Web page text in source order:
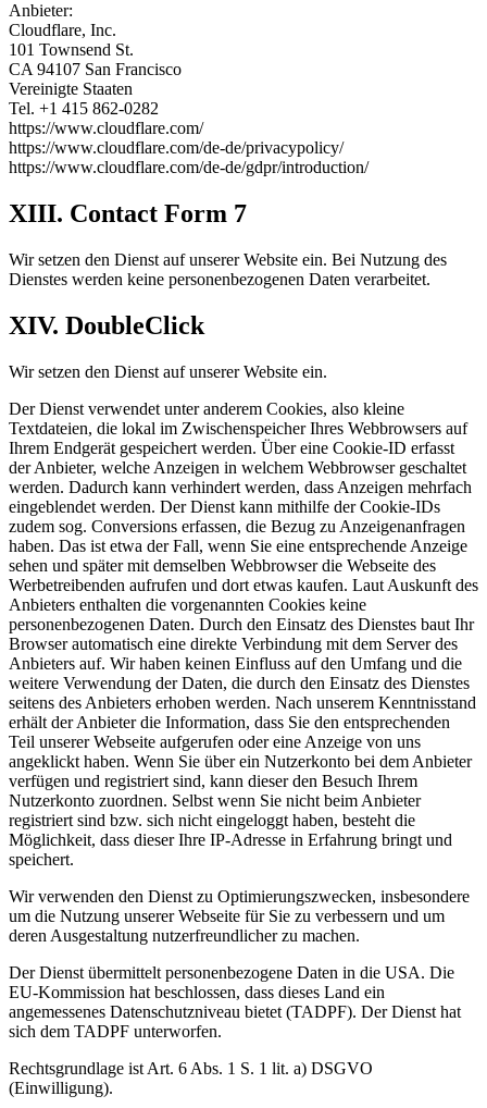
Anbieter:
Cloudflare, Inc.
101 Townsend St.
CA 94107 San Francisco
Vereinigte Staaten
Tel. +1 415 862-0282
https://www.cloudflare.com/
https://www.cloudflare.com/de-de/privacypolicy/
https://www.cloudflare.com/de-de/gdpr/introduction/
XIII. Contact Form 7
Wir setzen den Dienst auf unserer Website ein. Bei Nutzung des
Dienstes werden keine personenbezogenen Daten verarbeitet.
XIV. DoubleClick
Wir setzen den Dienst auf unserer Website ein.
Der Dienst verwendet unter anderem Cookies, also kleine
Textdateien, die lokal im Zwischenspeicher Ihres Webbrowsers auf
Ihrem Endgerät gespeichert werden. Über eine Cookie-ID erfasst
der Anbieter, welche Anzeigen in welchem Webbrowser geschaltet
werden. Dadurch kann verhindert werden, dass Anzeigen mehrfach
eingeblendet werden. Der Dienst kann mithilfe der Cookie-IDs
zudem sog. Conversions erfassen, die Bezug zu Anzeigenanfragen
haben. Das ist etwa der Fall, wenn Sie eine entsprechende Anzeige
sehen und später mit demselben Webbrowser die Webseite des
Werbetreibenden aufrufen und dort etwas kaufen. Laut Auskunft des
Anbieters enthalten die vorgenannten Cookies keine
personenbezogenen Daten. Durch den Einsatz des Dienstes baut Ihr
Browser automatisch eine direkte Verbindung mit dem Server des
Anbieters auf. Wir haben keinen Einfluss auf den Umfang und die
weitere Verwendung der Daten, die durch den Einsatz des Dienstes
seitens des Anbieters erhoben werden. Nach unserem Kenntnisstand
erhält der Anbieter die Information, dass Sie den entsprechenden
Teil unserer Webseite aufgerufen oder eine Anzeige von uns
angeklickt haben. Wenn Sie über ein Nutzerkonto bei dem Anbieter
verfügen und registriert sind, kann dieser den Besuch Ihrem
Nutzerkonto zuordnen. Selbst wenn Sie nicht beim Anbieter
registriert sind bzw. sich nicht eingeloggt haben, besteht die
Möglichkeit, dass dieser Ihre IP-Adresse in Erfahrung bringt und
speichert.
Wir verwenden den Dienst zu Optimierungszwecken, insbesondere
um die Nutzung unserer Webseite für Sie zu verbessern und um
deren Ausgestaltung nutzerfreundlicher zu machen.
Der Dienst übermittelt personenbezogene Daten in die USA. Die
EU-Kommission hat beschlossen, dass dieses Land ein
angemessenes Datenschutzniveau bietet (TADPF). Der Dienst hat
sich dem TADPF unterworfen.
Rechtsgrundlage ist Art. 6 Abs. 1 S. 1 lit. a) DSGVO
(Einwilligung).